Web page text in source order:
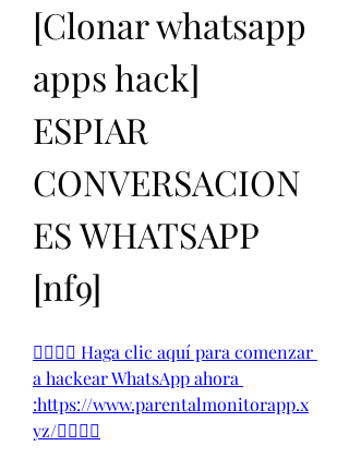
[Clonar whatsapp
apps hack]
ESPIAR
CONVERSACION
ES WHATSAPP
[nf9]
👉🏻👉🏻 Haga clic aquí para comenzar
a hackear WhatsApp ahora
:https://www.parentalmonitorapp.x
yz/👈🏻👈🏻